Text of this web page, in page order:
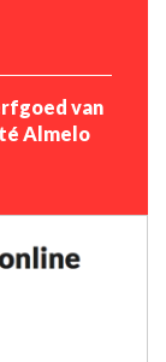
van
Almelo